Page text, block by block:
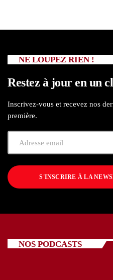
NE LOUPEZ RIEN !
Restez à jour en un
Inscrivez-vous et recevez nos
première.
S'INSCRIRE À LA
NOS PODCASTS